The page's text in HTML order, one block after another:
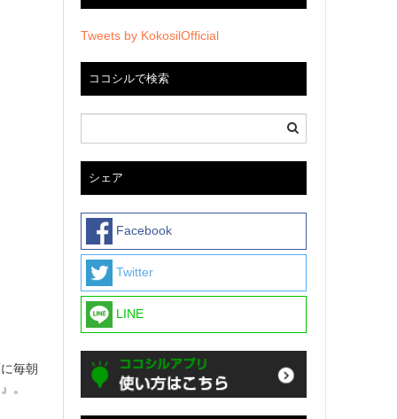
毎朝
。
Tweets by KokosilOfficial
ココシルで検索
シェア
Facebook
Twitter
LINE